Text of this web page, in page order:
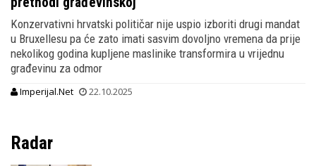
Konzervativni hrvatski političar nije uspio izboriti drugi mandat
u Bruxellesu pa će zato imati sasvim dovoljno vremena da prije
nekolikog godina kupljene maslinike transformira u vrijednu
građevinu za odmor
Imperijal.Net 22.10.2025
Radar